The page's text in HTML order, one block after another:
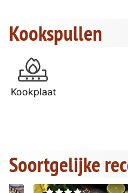
Kookspullen
Kookplaat
Soortgelijke